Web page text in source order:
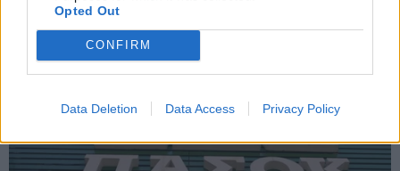
Opted Out
CONFIRM
Data Deletion Data Access Privacy Policy